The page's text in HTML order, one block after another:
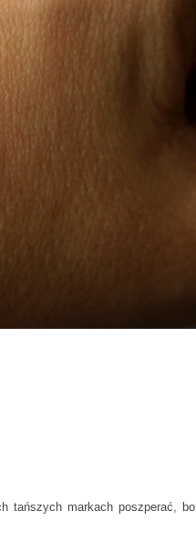
tańszych markach poszperać, bo